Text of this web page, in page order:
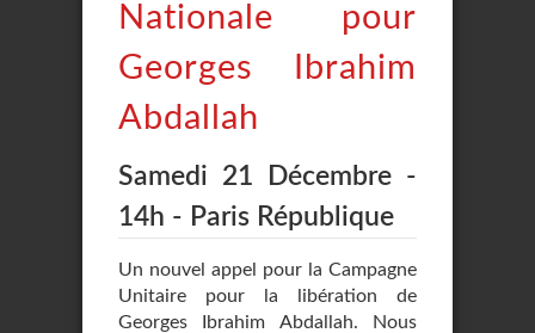
Nationale pour
Georges Ibrahim
Abdallah
Samedi 21 Décembre -
14h - Paris République
Un nouvel appel pour la Campagne
Unitaire pour la libération de
Georges Ibrahim Abdallah. Nous